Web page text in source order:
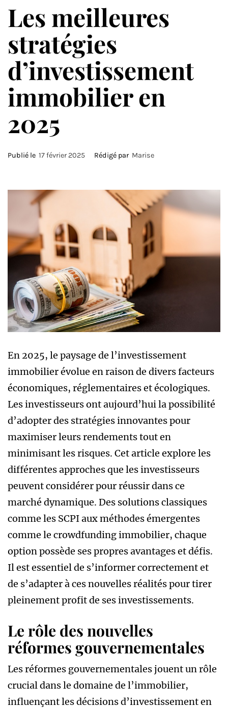
Les meilleures
stratégies
d’investissement
immobilier en
2025
Publié le 17 février 2025 Rédigé par Marise
En 2025, le paysage de l’investissement
immobilier évolue en raison de divers facteurs
économiques, réglementaires et écologiques.
Les investisseurs ont aujourd’hui la possibilité
d’adopter des stratégies innovantes pour
maximiser leurs rendements tout en
minimisant les risques. Cet article explore les
différentes approches que les investisseurs
peuvent considérer pour réussir dans ce
marché dynamique. Des solutions classiques
comme les SCPI aux méthodes émergentes
comme le crowdfunding immobilier, chaque
option possède ses propres avantages et défis.
Il est essentiel de s’informer correctement et
de s’adapter à ces nouvelles réalités pour tirer
pleinement profit de ses investissements.
Le rôle des nouvelles
réformes gouvernementales
Les réformes gouvernementales jouent un rôle
crucial dans le domaine de l’immobilier,
influençant les décisions d’investissement en